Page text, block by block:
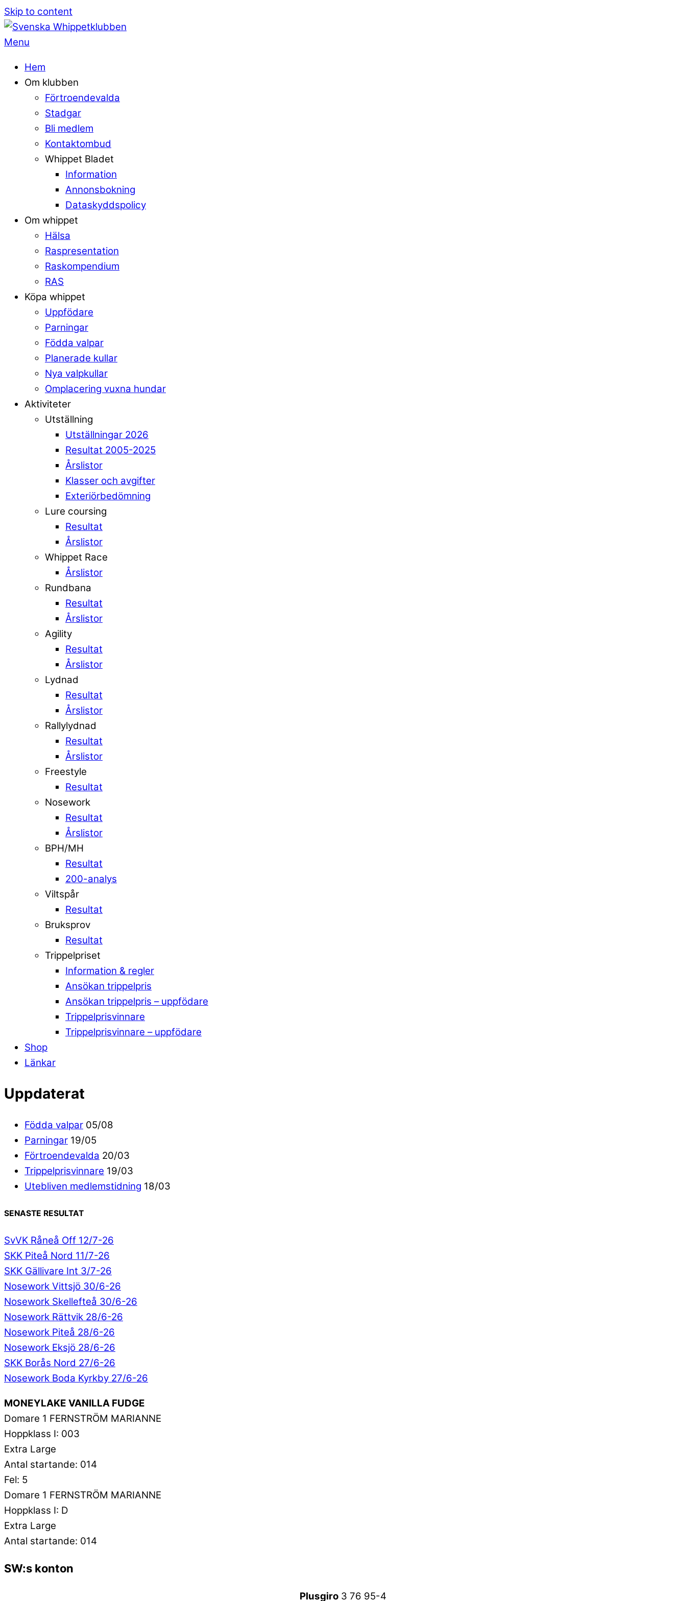
Skip to content
Menu
Hem
Om klubben
Förtroendevalda
Stadgar
Bli medlem
Kontaktombud
Whippet Bladet
Information
Annonsbokning
Dataskyddspolicy
Om whippet
Hälsa
Raspresentation
Raskompendium
RAS
Köpa whippet
Uppfödare
Parningar
Födda valpar
Planerade kullar
Nya valpkullar
Omplacering vuxna hundar
Aktiviteter
Utställning
Utställningar 2026
Resultat 2005-2025
Årslistor
Klasser och avgifter
Exteriörbedömning
Lure coursing
Resultat
Årslistor
Whippet Race
Årslistor
Rundbana
Resultat
Årslistor
Agility
Resultat
Årslistor
Lydnad
Resultat
Årslistor
Rallylydnad
Resultat
Årslistor
Freestyle
Resultat
Nosework
Resultat
Årslistor
BPH/MH
Resultat
200-analys
Viltspår
Resultat
Bruksprov
Resultat
Trippelpriset
Information & regler
Ansökan trippelpris
Ansökan trippelpris – uppfödare
Trippelprisvinnare
Trippelprisvinnare – uppfödare
Shop
Länkar
Uppdaterat
Födda valpar 05/08
Parningar 19/05
Förtroendevalda 20/03
Trippelprisvinnare 19/03
Utebliven medlemstidning 18/03
SENASTE RESULTAT
SvVK Råneå Off 12/7-26
SKK Piteå Nord 11/7-26
SKK Gällivare Int 3/7-26
Nosework Vittsjö 30/6-26
Nosework Skellefteå 30/6-26
Nosework Rättvik 28/6-26
Nosework Piteå 28/6-26
Nosework Eksjö 28/6-26
SKK Borås Nord 27/6-26
Nosework Boda Kyrkby 27/6-26
MONEYLAKE VANILLA FUDGE
Domare 1 FERNSTRÖM MARIANNE
Hoppklass I: 003
Extra Large
Antal startande: 014
Fel: 5
Domare 1 FERNSTRÖM MARIANNE
Hoppklass I: D
Extra Large
Antal startande: 014
SW:s konton
Plusgiro 3 76 95-4